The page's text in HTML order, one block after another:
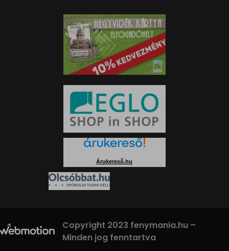
Árukereső.hu
Copyright 2023 fenymania.hu –
Minden jog fenntartva